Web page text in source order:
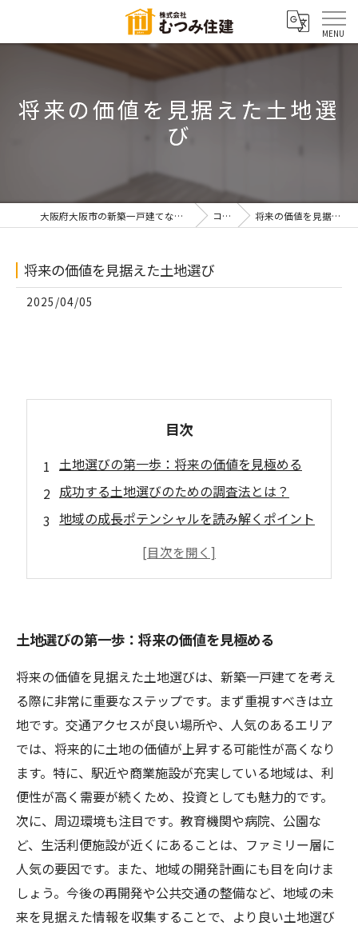
将来の価値を見据えた土地選
び
大阪府大阪市の新築一戸建てなら株式会社むつみ住建 コラム 将来の価値を見据えた土地選び
将来の価値を見据えた土地選び
2025/04/05
目次
土地選びの第一歩：将来の価値を見極める
成功する土地選びのための調査法とは？
地域の成長ポテンシャルを読み解くポイント
将来の価値を高める土地選びの成功事例
土地選びの第一歩：将来の価値を見極める
将来の価値を見据えた土地選びは、新築一戸建てを考え
る際に非常に重要なステップです。まず重視すべきは立
地です。交通アクセスが良い場所や、人気のあるエリア
では、将来的に土地の価値が上昇する可能性が高くなり
ます。特に、駅近や商業施設が充実している地域は、利
便性が高く需要が続くため、投資としても魅力的です。
次に、周辺環境も注目です。教育機関や病院、公園な
ど、生活利便施設が近くにあることは、ファミリー層に
人気の要因です。また、地域の開発計画にも目を向けま
しょう。今後の再開発や公共交通の整備など、地域の未
来を見据えた情報を収集することで、より良い土地選び